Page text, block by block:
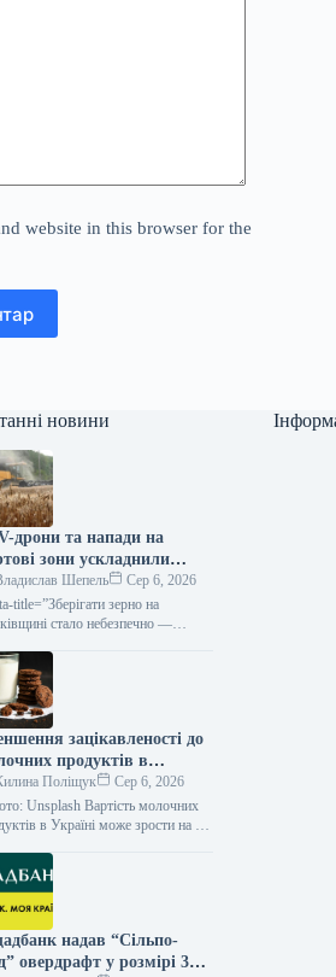
website in this browser for the
новини
дрони та напади на
зони ускладнили
сільгоспвиробників
області —
Шепель
Сер 6, 2026
title=”Зберігати зерно на
стало небезпечно —
kurkul.com/news/41851-
zerno-na-harkivschini-stalo-
Зберігати
на Харківщині стало
— аграрій 5 серпня…
зацікавленості до
продуктів в
восени ймовірне
вартості на 5-
– АВМ
Поліщук
Сер 6, 2026
Unsplash Вартість молочних
в Україні може зрости на 5-
надав “Сільпо-
овердрафт у розмірі 300